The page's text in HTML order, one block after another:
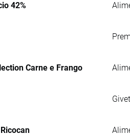
42%
Carne e Frango